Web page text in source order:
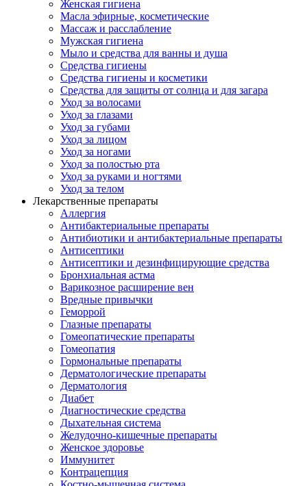
Женская гигиена
Масла эфирные, косметические
Массаж и расслабление
Мужская гигиена
Мыло и средства для ванны и душа
Средства гигиены
Средства гигиены и косметики
Средства для защиты от солнца и для загара
Уход за волосами
Уход за глазами
Уход за губами
Уход за лицом
Уход за ногами
Уход за полостью рта
Уход за руками и ногтями
Уход за телом
Лекарственные препараты
Аллергия
Антибактериальные препараты
Антибиотики и антибактериальные препараты
Антисептики
Антисептики и дезинфицирующие средства
Бронхиальная астма
Варикозное расширение вен
Вредные привычки
Геморрой
Глазные препараты
Гомеопатические препараты
Гомеопатия
Гормональные препараты
Дерматологические препараты
Дерматология
Диабет
Диагностические средства
Дыхательная система
Желудочно-кишечные препараты
Женское здоровье
Иммунитет
Контрацепция